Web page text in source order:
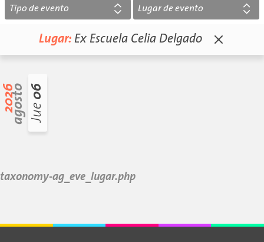
Lugar: Ex Escuela Celia Delgado
2026agosto Jue
06
Tipo de evento Lugar de evento
taxonomy-ag_eve_lugar.php